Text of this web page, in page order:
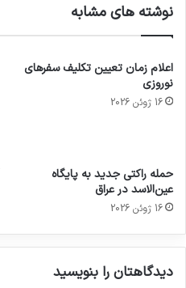
نوشته های مشابه
اعلام زمان تعیین تکلیف سفرهای
نوروزی
16 ژوئن 2026
حمله راکتی جدید به پایگاه
عین‌الاسد در عراق
16 ژوئن 2026
دیدگاهتان را بنویسید